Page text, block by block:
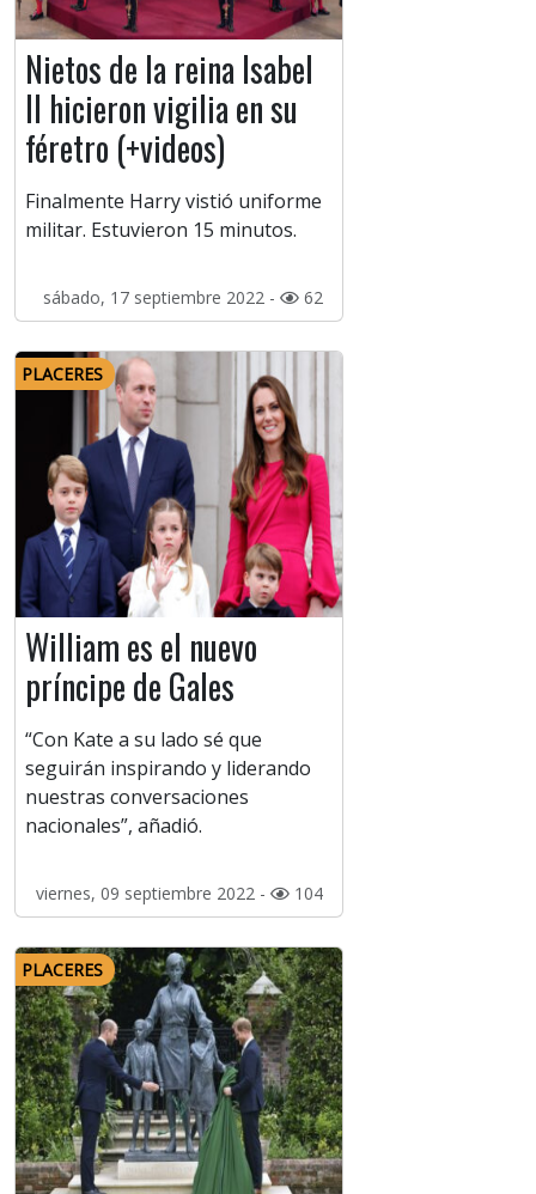
Nietos de la reina Isabel
II hicieron vigilia en su
féretro (+videos)
Finalmente Harry vistió uniforme
militar. Estuvieron 15 minutos.
sábado, 17 septiembre 2022 - 62
PLACERES
William es el nuevo
príncipe de Gales
“Con Kate a su lado sé que
seguirán inspirando y liderando
nuestras conversaciones
nacionales”, añadió.
viernes, 09 septiembre 2022 - 104
PLACERES